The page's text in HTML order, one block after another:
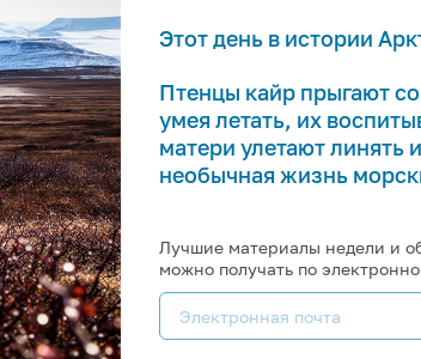
Этот день в истории
Птенцы кайр прыгают
умея летать, их
матери улетают линять
необычная жизнь
Лучшие материалы недели и
можно получать по